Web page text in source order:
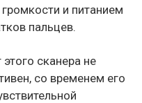
и питанием
пальцев.
сканера не
со временем его